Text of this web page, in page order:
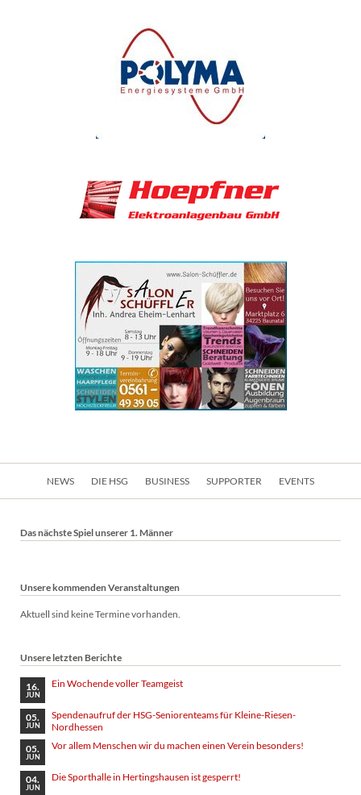
Navigation
NEWS DIE HSG BUSINESS SUPPORTER EVENTS
Das nächste Spiel unserer 1. Männer
Unsere kommenden Veranstaltungen
Aktuell sind keine Termine vorhanden.
Unsere letzten Berichte
16.
JUN
Ein Wochende voller Teamgeist
05.
JUN
Spendenaufruf der HSG-Seniorenteams für Kleine-Riesen-
Nordhessen
05.
JUN
Vor allem Menschen wir du machen einen Verein besonders!
04.
JUN
Die Sporthalle in Hertingshausen ist gesperrt!